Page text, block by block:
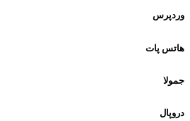
وردپرس
هاتس پات
جمولا
دروپال